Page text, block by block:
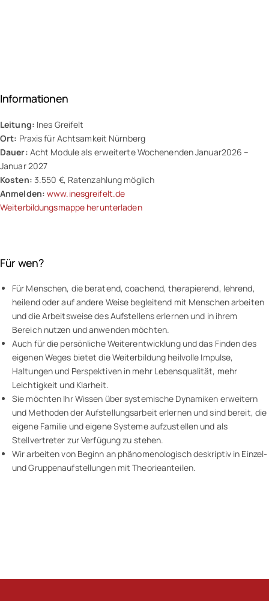
Informationen
Leitung: Ines Greifelt
Ort: Praxis für Achtsamkeit Nürnberg
Dauer: Acht Module als erweiterte Wochenenden Januar2026 –
Januar 2027
Kosten: 3.550 €, Ratenzahlung möglich
Anmelden: www.inesgreifelt.de
Weiterbildungsmappe herunterladen
Für wen?
Für Menschen, die beratend, coachend, therapierend, lehrend,
heilend oder auf andere Weise begleitend mit Menschen arbeiten
und die Arbeitsweise des Aufstellens erlernen und in ihrem
Bereich nutzen und anwenden möchten.
Auch für die persönliche Weiterentwicklung und das Finden des
eigenen Weges bietet die Weiterbildung heilvolle Impulse,
Haltungen und Perspektiven in mehr Lebensqualität, mehr
Leichtigkeit und Klarheit.
Sie möchten Ihr Wissen über systemische Dynamiken erweitern
und Methoden der Aufstellungsarbeit erlernen und sind bereit, die
eigene Familie und eigene Systeme aufzustellen und als
Stellvertreter zur Verfügung zu stehen.
Wir arbeiten von Beginn an phänomenologisch deskriptiv in Einzel-
und Gruppenaufstellungen mit Theorieanteilen.